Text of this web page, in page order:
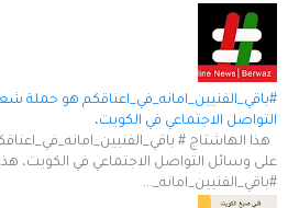
#باقي_الفنيين_امانه_في_اعناقكم هو حملة
التواصل الاجتماعي في الكويت،
هذا الهاشتاج #
على وسائل التواصل الاجتماعي في الكويت،
#باقي_الفنيين_امانه_...